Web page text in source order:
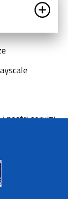
nostri servizi.